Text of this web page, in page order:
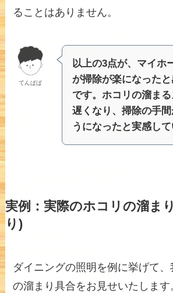
ることはありません。
てんぱぱ
以上の3点が、マイホ
が掃除が楽になった
です。ホコリの溜ま
遅くなり、掃除の手
うになったと実感して
実例：実際のホコリの溜ま
り)
ダイニングの照明を例に挙げて、
の溜まり具合をお見せいたします